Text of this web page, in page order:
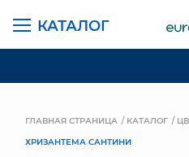
КАТАЛОГ
ГЛАВНАЯ СТРАНИЦА КАТАЛОГ
ХРИЗАНТЕМА САНТИНИ